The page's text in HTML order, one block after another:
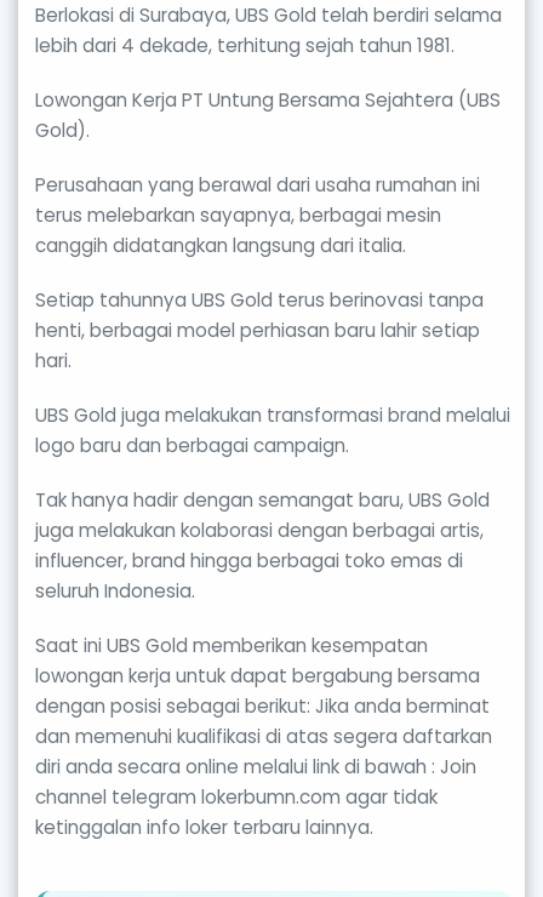
Berlokasi di Surabaya, UBS Gold telah berdiri selama
lebih dari 4 dekade, terhitung sejah tahun 1981.
Lowongan Kerja PT Untung Bersama Sejahtera (UBS
Gold).
Perusahaan yang berawal dari usaha rumahan ini
terus melebarkan sayapnya, berbagai mesin
canggih didatangkan langsung dari italia.
Setiap tahunnya UBS Gold terus berinovasi tanpa
henti, berbagai model perhiasan baru lahir setiap
hari.
UBS Gold juga melakukan transformasi brand melalui
logo baru dan berbagai campaign.
Tak hanya hadir dengan semangat baru, UBS Gold
juga melakukan kolaborasi dengan berbagai artis,
influencer, brand hingga berbagai toko emas di
seluruh Indonesia.
Saat ini UBS Gold memberikan kesempatan
lowongan kerja untuk dapat bergabung bersama
dengan posisi sebagai berikut: Jika anda berminat
dan memenuhi kualifikasi di atas segera daftarkan
diri anda secara online melalui link di bawah : Join
channel telegram lokerbumn.com agar tidak
ketinggalan info loker terbaru lainnya.